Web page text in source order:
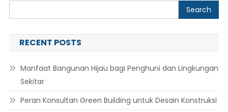
Search
RECENT POSTS
Manfaat Bangunan Hijau bagi Penghuni dan Lingkungan
Sekitar
Peran Konsultan Green Building untuk Desain Konstruksi